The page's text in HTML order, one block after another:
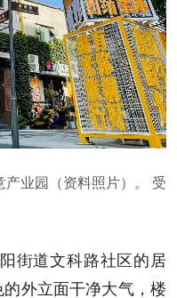
业园（资料照片）。 受
街道文科路社区的居
外立面干净大气，楼